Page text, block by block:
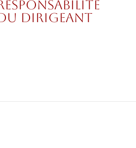
dirigeant